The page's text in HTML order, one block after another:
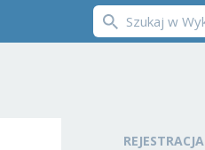
REJESTRACJA